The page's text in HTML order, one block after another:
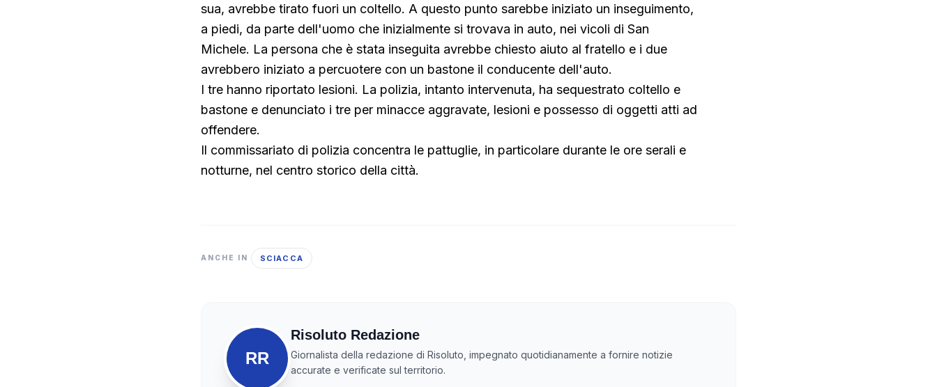
sua, avrebbe tirato fuori un coltello. A questo punto sarebbe iniziato un inseguimento,
a piedi, da parte dell'uomo che inizialmente si trovava in auto, nei vicoli di San
Michele. La persona che è stata inseguita avrebbe chiesto aiuto al fratello e i due
avrebbero iniziato a percuotere con un bastone il conducente dell'auto.
I tre hanno riportato lesioni. La polizia, intanto intervenuta, ha sequestrato coltello e
bastone e denunciato i tre per minacce aggravate, lesioni e possesso di oggetti atti ad
offendere.
Il commissariato di polizia concentra le pattuglie, in particolare durante le ore serali e
notturne, nel centro storico della città.
ANCHE IN SCIACCA
RR
Risoluto Redazione
Giornalista della redazione di Risoluto, impegnato quotidianamente a fornire notizie
accurate e verificate sul territorio.